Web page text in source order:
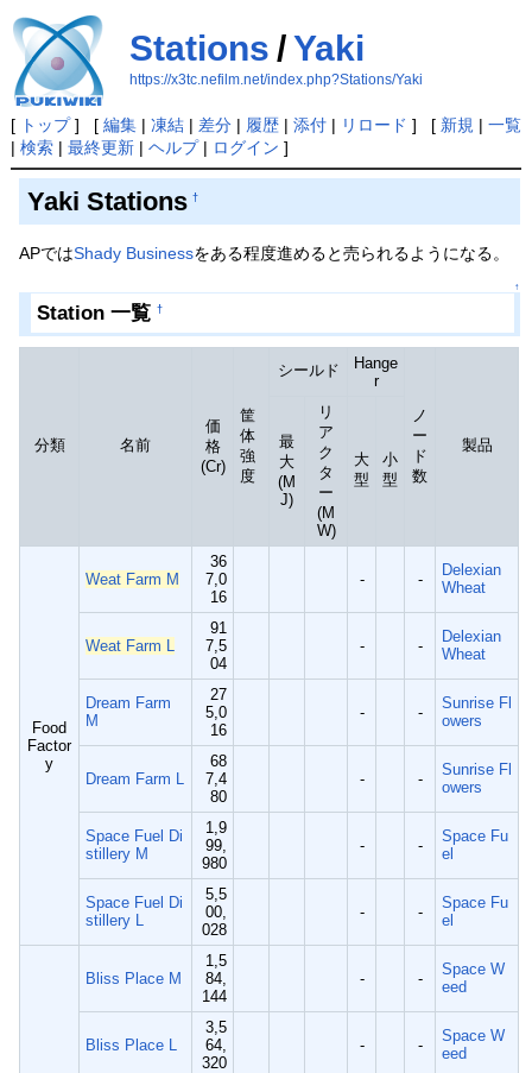
Stations /Yaki
https://x3tc.nefilm.net/index.php?Stations/Yaki
[ トップ] [ 編集| 凍結| 差分| 履歴| 添付| リロード ] [ 新規 | 一覧
| 検索| 最終更新| ヘルプ| ログイン ]
Yaki Stations †
APではShady Businessをある程度進めると売られるようになる。
↑
Station 一覧 †
分類 名前
価
格
(Cr)
筐
体
強
度
シールド
Hange
r
ノ
ー
ド
数
製品
最
大
(M
J)
リ
ア
ク
タ
ー
(M
W)
大
型
小
型
Food
Factor
y
Weat Farm M
36
7,0
16
- -
Delexian
Wheat
Weat Farm L
91
7,5
04
- -
Delexian
Wheat
Dream Farm
M
27
5,0
16
- -
Sunrise Fl
owers
Dream Farm L
68
7,4
80
- -
Sunrise Fl
owers
Space Fuel Di
stillery M
1,9
99,
980
- -
Space Fu
el
Space Fuel Di
stillery L
5,5
00,
028
- -
Space Fu
el
Bliss Place M
1,5
84,
144
- -
Space W
eed
Bliss Place L
3,5
64,
320
- -
Space W
eed